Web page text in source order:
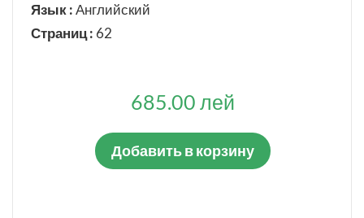
Язык :Английский
Страниц : 62
685.00 лей
Добавить в корзину